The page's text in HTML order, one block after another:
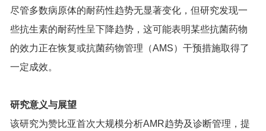
尽管多数病原体的耐药性趋势无显著变化，但研究发现一
些抗生素的耐药性呈下降趋势，这可能表明某些抗菌药物
的效力正在恢复或抗菌药物管理（AMS）干预措施取得了
一定成效。
研究意义与展望
该研究为赞比亚首次大规模分析AMR趋势及诊断管理，提